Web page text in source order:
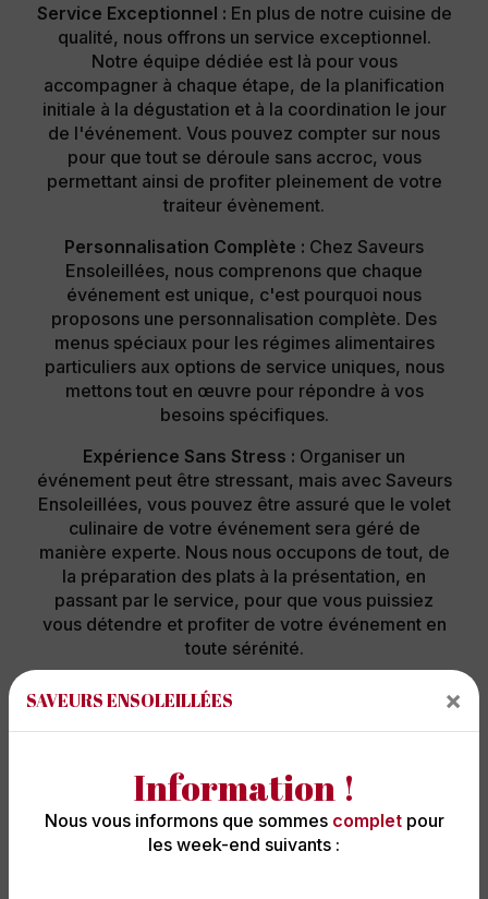
SAVEURS ENSOLEILLÉES ×
Information !
Nous vous informons que sommes completpour
les week-end suivants :
Service Exceptionnel : En plus de notre cuisine de
qualité, nous offrons un service exceptionnel.
Notre équipe dédiée est là pour vous
accompagner à chaque étape, de la planification
initiale à la dégustation et à la coordination le jour
de l'événement. Vous pouvez compter sur nous
pour que tout se déroule sans accroc, vous
permettant ainsi de profiter pleinement de votre
traiteur évènement.
Personnalisation Complète : Chez Saveurs
Ensoleillées, nous comprenons que chaque
événement est unique, c'est pourquoi nous
proposons une personnalisation complète. Des
menus spéciaux pour les régimes alimentaires
particuliers aux options de service uniques, nous
mettons tout en œuvre pour répondre à vos
besoins spécifiques.
Expérience Sans Stress : Organiser un
événement peut être stressant, mais avec Saveurs
Ensoleillées, vous pouvez être assuré que le volet
culinaire de votre événement sera géré de
manière experte. Nous nous occupons de tout, de
la préparation des plats à la présentation, en
passant par le service, pour que vous puissiez
vous détendre et profiter de votre événement en
toute sérénité.
Contactez-Nous :Si vous cherchez le traiteur
évènement de choix à Doué-la-Fontaine, ne
cherchez pas plus loin que Saveurs Ensoleillées.
vos besoins en matière de traiteur événementiel,
obtenir un devis personnalisé et commencer à
planifier une expérience culinaire exceptionnelle.
Avec Saveurs Ensoleillées, votre événement sera